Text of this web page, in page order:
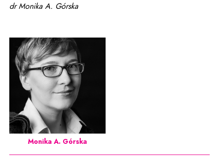
dr Monika A. Górska
Monika A. Górska